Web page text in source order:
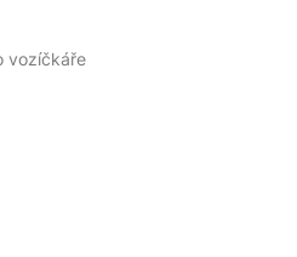
vozíčkáře